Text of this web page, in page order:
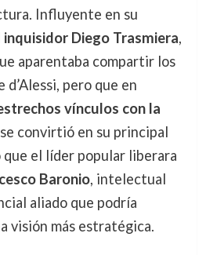
Influyente en su
inquisidor Diego Trasmiera,
aparentaba compartir los
pero que en
vínculos con la
convirtió en su principal
el líder popular liberara
Baronio, intelectual
aliado que podría
visión más estratégica.